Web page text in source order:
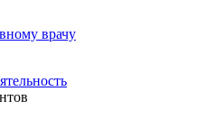
врачу